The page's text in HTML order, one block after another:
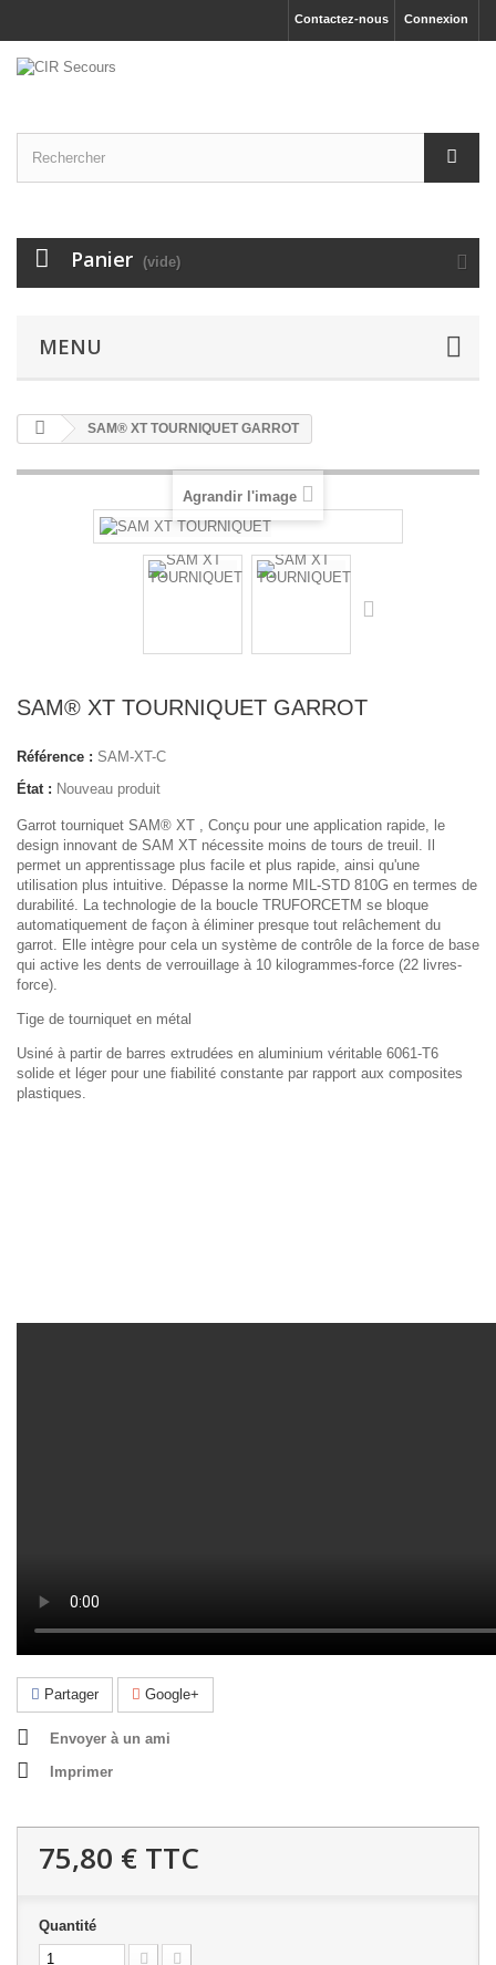
Connexion
Contactez-nous
Panier (vide)
MENU
SAM® XT TOURNIQUET GARROT
Agrandir l'image
SAM® XT TOURNIQUET GARROT
Référence : SAM-XT-C
État : Nouveau produit
Garrot tourniquet SAM® XT , Conçu pour une application rapide, le
design innovant de SAM XT nécessite moins de tours de treuil. Il
permet un apprentissage plus facile et plus rapide, ainsi qu'une
utilisation plus intuitive. Dépasse la norme MIL-STD 810G en termes de
durabilité. La technologie de la boucle TRUFORCETM se bloque
automatiquement de façon à éliminer presque tout relâchement du
garrot. Elle intègre pour cela un système de contrôle de la force de base
qui active les dents de verrouillage à 10 kilogrammes-force (22 livres-
force).
Tige de tourniquet en métal
Usiné à partir de barres extrudées en aluminium véritable 6061-T6
solide et léger pour une fiabilité constante par rapport aux composites
plastiques.
Partager Google+
Envoyer à un ami
Imprimer
75,80 € TTC
Quantité